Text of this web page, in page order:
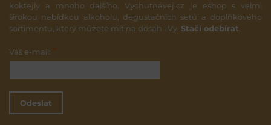
koktejly a mnoho dalšího. Vychutnávej.cz je eshop s velmi
širokou nabídkou alkoholu, degustačních setů a doplňkového
sortimentu, který můžete mít na dosah i Vy. Stačí odebírat.
Váš e-mail:
Odeslat